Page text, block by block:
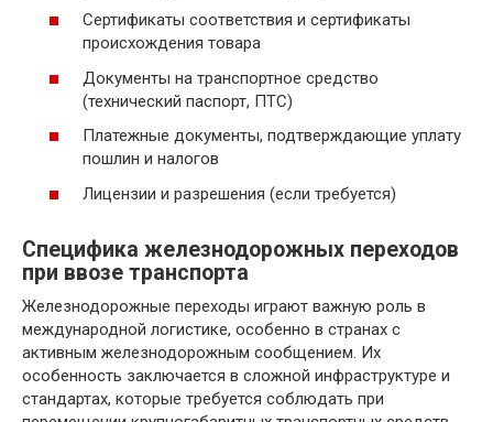
Сертификаты соответствия и сертификаты
происхождения товара
Документы на транспортное средство
(технический паспорт, ПТС)
Платежные документы, подтверждающие уплату
пошлин и налогов
Лицензии и разрешения (если требуется)
Специфика железнодорожных переходов
при ввозе транспорта
Железнодорожные переходы играют важную роль в
международной логистике, особенно в странах с
активным железнодорожным сообщением. Их
особенность заключается в сложной инфраструктуре и
стандартах, которые требуется соблюдать при